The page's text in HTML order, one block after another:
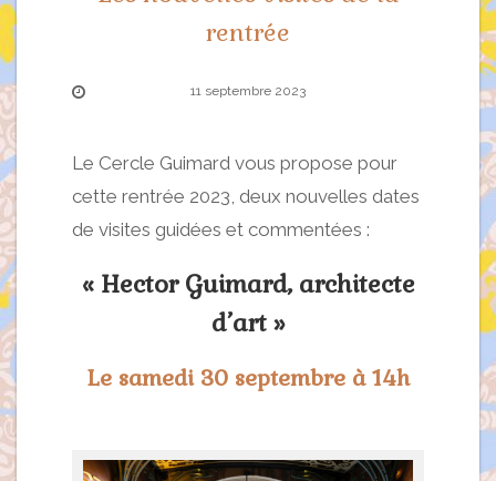
rentrée
11 septembre 2023
Le Cercle Guimard vous propose pour
cette rentrée 2023, deux nouvelles dates
de visites guidées et commentées :
« Hector Guimard, architecte
d’art »
Le samedi 30 septembre à 14h